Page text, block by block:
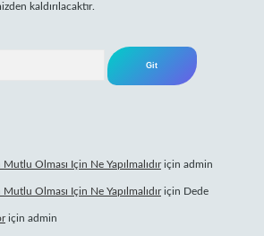
kaldırılacaktır.
Olması Için Ne Yapılmalıdıriçin admin
Olması Için Ne Yapılmalıdıriçin Dede
için admin